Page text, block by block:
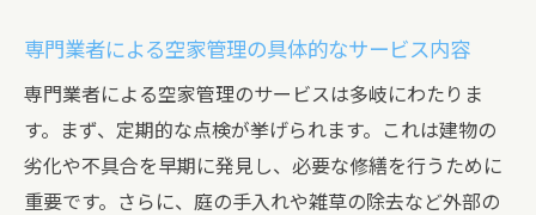
専門業者による空家管理の具体的なサービス内容
専門業者による空家管理のサービスは多岐にわたりま
す。まず、定期的な点検が挙げられます。これは建物の
劣化や不具合を早期に発見し、必要な修繕を行うために
重要です。さらに、庭の手入れや雑草の除去など外部の